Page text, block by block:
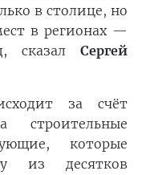
в столице, но
в регионах —
сказал Сергей
за счёт
строительные
которые
из десятков